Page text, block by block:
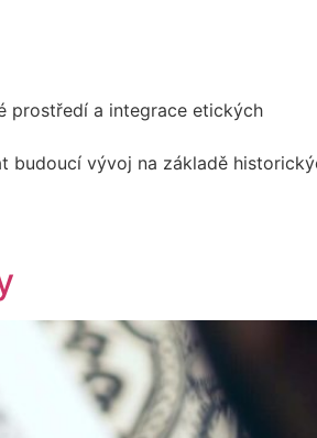
prostředí a integrace etických
budoucí vývoj na základě